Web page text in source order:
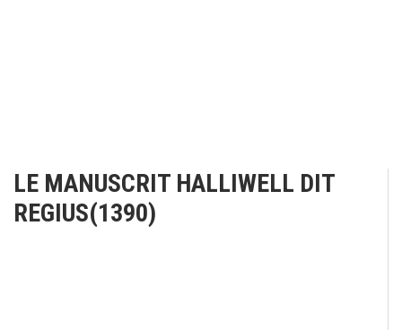
LE MANUSCRIT HALLIWELL DIT
REGIUS(1390)